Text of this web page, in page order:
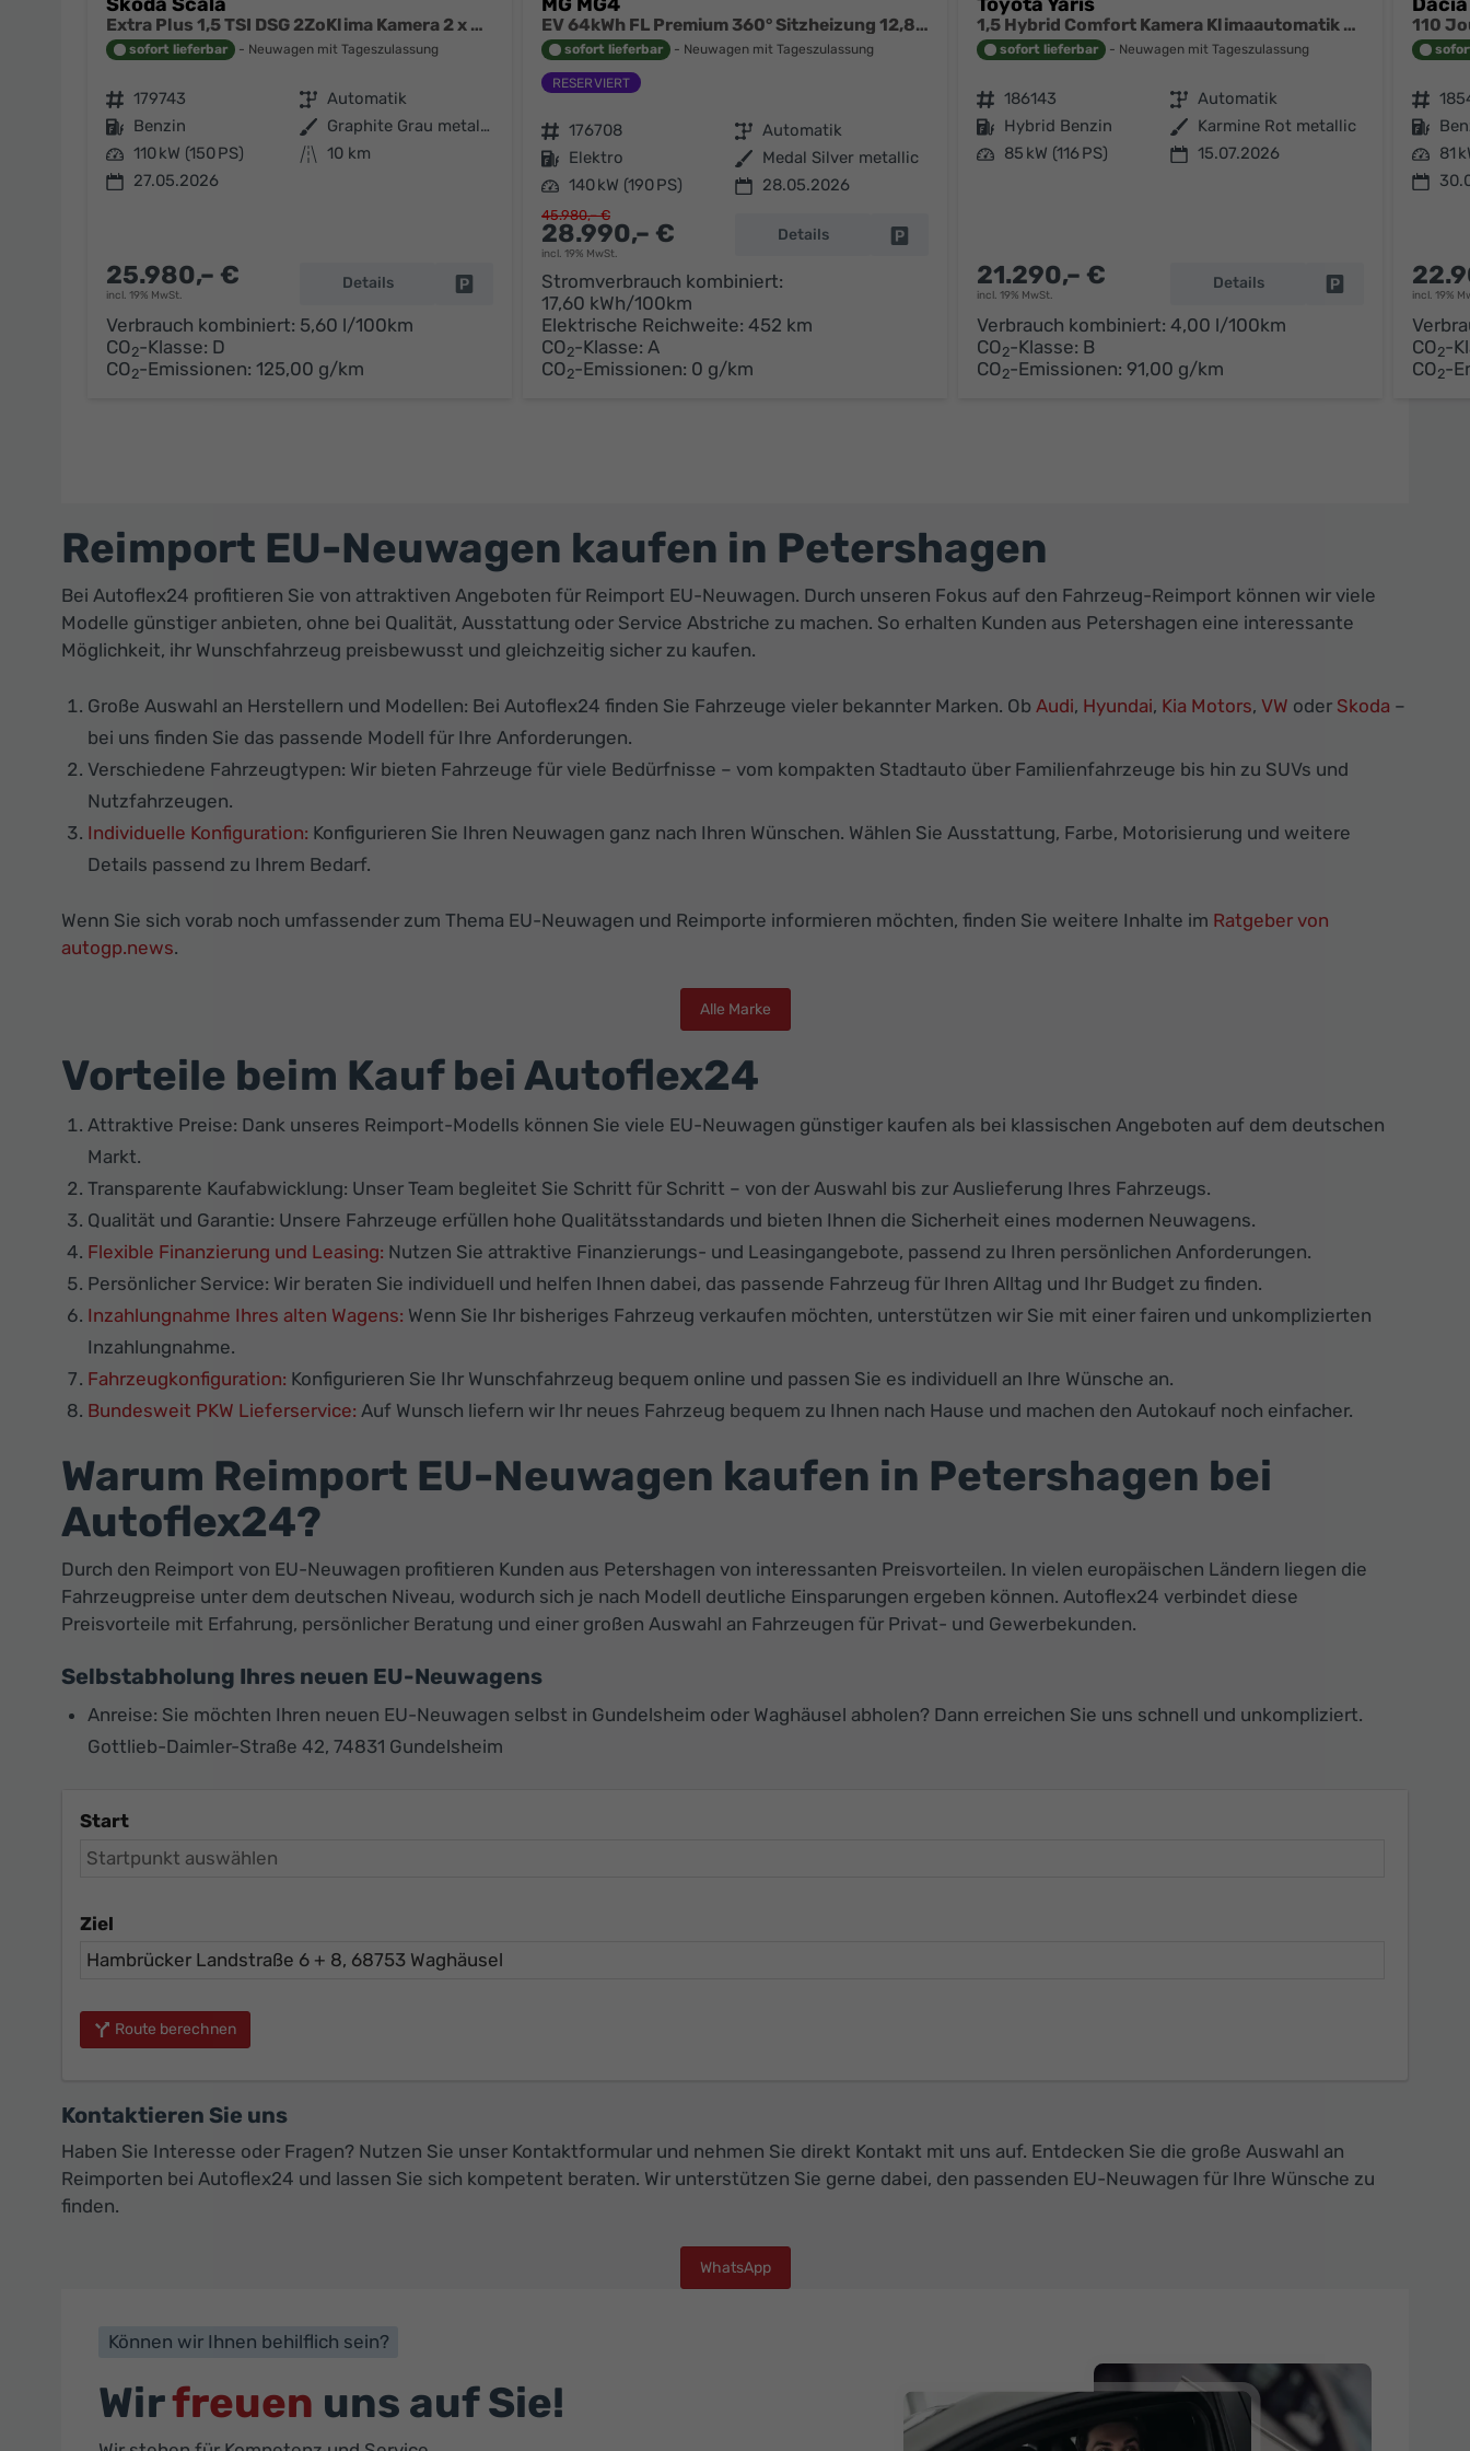
Extra Plus 1,5 TSI DSG 2ZoKlima Kamera 2 x PDC Sitzheizung 5j Garantie Dig Cockpit
sofort lieferbar Neuwagen mit Tageszulassung
Fahrzeugnr. 179743 Getriebe Automatik
Kraftstoff Benzin Außenfarbe
Graphite Grau metallic
Leistung 110 kW (150 PS) Kilometerstand 10 km
27.05.2026
25.980,– €
incl. 19% MwSt.
Details Fahrzeug parken
Verbrauch kombiniert: 5,60 l/100km
CO2-Klasse: D
CO2-Emissionen: 125,00 g/km
EV 64kWh FL Premium 360° Sitzheizung 12,8 Zoll Wärmepumpe
sofort lieferbar Neuwagen mit Tageszulassung
Fahrzeugnr. 176708 Getriebe Automatik
Kraftstoff Elektro Außenfarbe Medal Silver metallic
Leistung 140 kW (190 PS) 28.05.2026
28.990,– €
incl. 19% MwSt.
45.980,– €
Details
Stromverbrauch kombiniert:
17,60 kWh/100km
Elektrische Reichweite: 452 km
CO2-Klasse: A
CO2-Emissionen: 0 g/km
1,5 Hybrid Comfort Kamera Klimaautomatik ACC Alu Felgen NSW
sofort lieferbar Neuwagen mit Tageszulassung
Fahrzeugnr. 186143 Getriebe Automatik
Kraftstoff Hybrid Benzin Außenfarbe Karmine Rot metallic
Leistung 85 kW (116 PS) 15.07.2026
21.290,– €
incl. 19% MwSt.
Details Fahrzeug parken
Verbrauch kombiniert: 4,00 l/100km
CO2-Klasse: B
CO2-Emissionen: 91,00 g/km
Fahrzeugnr.
Kraftstoff
Leistung 81
incl. 19%
CO2-
CO2-
Reimport EU-Neuwagen kaufen in Petershagen
Bei Autoflex24 profitieren Sie von attraktiven Angeboten für Reimport EU-Neuwagen. Durch unseren Fokus auf den Fahrzeug-Reimport können wir viele
Modelle günstiger anbieten, ohne bei Qualität, Ausstattung oder Service Abstriche zu machen. So erhalten Kunden aus Petershagen eine interessante
Möglichkeit, ihr Wunschfahrzeug preisbewusst und gleichzeitig sicher zu kaufen.
Große Auswahl an Herstellern und Modellen: Bei Autoflex24 finden Sie Fahrzeuge vieler bekannter Marken. Ob Audi, Hyundai, Kia Motors, VW oder Skoda –
bei uns finden Sie das passende Modell für Ihre Anforderungen.
Verschiedene Fahrzeugtypen: Wir bieten Fahrzeuge für viele Bedürfnisse – vom kompakten Stadtauto über Familienfahrzeuge bis hin zu SUVs und
Nutzfahrzeugen.
Individuelle Konfiguration: Konfigurieren Sie Ihren Neuwagen ganz nach Ihren Wünschen. Wählen Sie Ausstattung, Farbe, Motorisierung und weitere
Details passend zu Ihrem Bedarf.
Wenn Sie sich vorab noch umfassender zum Thema EU-Neuwagen und Reimporte informieren möchten, finden Sie weitere Inhalte im Ratgeber von
autogp.news.
Alle Marke
Vorteile beim Kauf bei Autoflex24
Attraktive Preise: Dank unseres Reimport-Modells können Sie viele EU-Neuwagen günstiger kaufen als bei klassischen Angeboten auf dem deutschen
Markt.
Transparente Kaufabwicklung: Unser Team begleitet Sie Schritt für Schritt – von der Auswahl bis zur Auslieferung Ihres Fahrzeugs.
Qualität und Garantie: Unsere Fahrzeuge erfüllen hohe Qualitätsstandards und bieten Ihnen die Sicherheit eines modernen Neuwagens.
Flexible Finanzierung und Leasing: Nutzen Sie attraktive Finanzierungs- und Leasingangebote, passend zu Ihren persönlichen Anforderungen.
Persönlicher Service: Wir beraten Sie individuell und helfen Ihnen dabei, das passende Fahrzeug für Ihren Alltag und Ihr Budget zu finden.
Inzahlungnahme Ihres alten Wagens: Wenn Sie Ihr bisheriges Fahrzeug verkaufen möchten, unterstützen wir Sie mit einer fairen und unkomplizierten
Inzahlungnahme.
Fahrzeugkonfiguration: Konfigurieren Sie Ihr Wunschfahrzeug bequem online und passen Sie es individuell an Ihre Wünsche an.
Bundesweit PKW Lieferservice: Auf Wunsch liefern wir Ihr neues Fahrzeug bequem zu Ihnen nach Hause und machen den Autokauf noch einfacher.
Warum Reimport EU-Neuwagen kaufen in Petershagen bei
Autoflex24?
Durch den Reimport von EU-Neuwagen profitieren Kunden aus Petershagen von interessanten Preisvorteilen. In vielen europäischen Ländern liegen die
Fahrzeugpreise unter dem deutschen Niveau, wodurch sich je nach Modell deutliche Einsparungen ergeben können. Autoflex24 verbindet diese
Preisvorteile mit Erfahrung, persönlicher Beratung und einer großen Auswahl an Fahrzeugen für Privat- und Gewerbekunden.
Selbstabholung Ihres neuen EU-Neuwagens
Anreise: Sie möchten Ihren neuen EU-Neuwagen selbst in Gundelsheim oder Waghäusel abholen? Dann erreichen Sie uns schnell und unkompliziert.
Gottlieb-Daimler-Straße 42, 74831 Gundelsheim
Start
Ziel
Route berechnen
Kontaktieren Sie uns
Haben Sie Interesse oder Fragen? Nutzen Sie unser Kontaktformular und nehmen Sie direkt Kontakt mit uns auf. Entdecken Sie die große Auswahl an
Reimporten bei Autoflex24 und lassen Sie sich kompetent beraten. Wir unterstützen Sie gerne dabei, den passenden EU-Neuwagen für Ihre Wünsche zu
finden.
WhatsApp
Können wir Ihnen behilflich sein?
Wirfreuen uns auf Sie!